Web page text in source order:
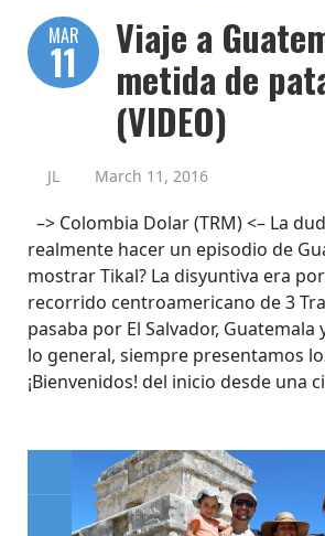
MAR
11
Viaje a
metida de
(VIDEO)
JL March 11, 2016
–> Colombia Dolar (TRM) <– La
realmente hacer un episodio de
mostrar Tikal? La disyuntiva era
recorrido centroamericano de 3
pasaba por El Salvador, Guatemala
lo general, siempre presentamos
¡Bienvenidos! del inicio desde una